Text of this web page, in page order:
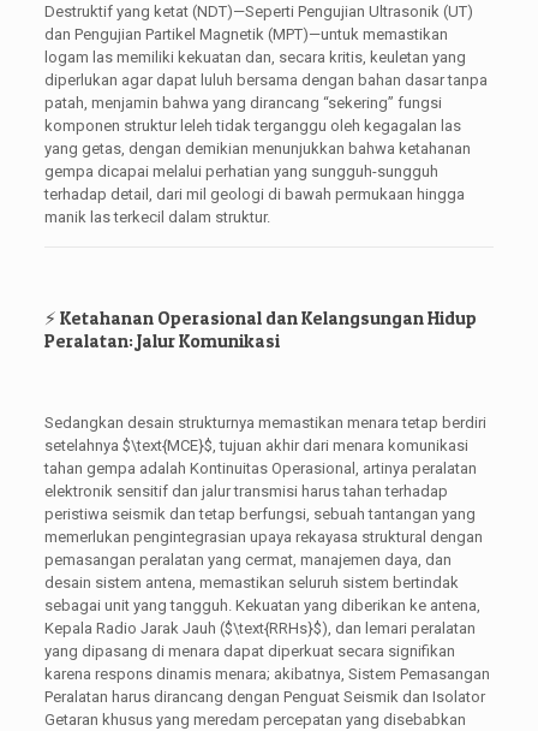
Destruktif yang ketat (NDT)—Seperti Pengujian Ultrasonik (UT)
dan Pengujian Partikel Magnetik (MPT)—untuk memastikan
logam las memiliki kekuatan dan, secara kritis, keuletan yang
diperlukan agar dapat luluh bersama dengan bahan dasar tanpa
patah, menjamin bahwa yang dirancang “sekering” fungsi
komponen struktur leleh tidak terganggu oleh kegagalan las
yang getas, dengan demikian menunjukkan bahwa ketahanan
gempa dicapai melalui perhatian yang sungguh-sungguh
terhadap detail, dari mil geologi di bawah permukaan hingga
manik las terkecil dalam struktur.
⚡ Ketahanan Operasional dan Kelangsungan Hidup
Peralatan: Jalur Komunikasi
Sedangkan desain strukturnya memastikan menara tetap berdiri
setelahnya $\text{MCE}$ , tujuan akhir dari menara komunikasi
tahan gempa adalah Kontinuitas Operasional, artinya peralatan
elektronik sensitif dan jalur transmisi harus tahan terhadap
peristiwa seismik dan tetap berfungsi, sebuah tantangan yang
memerlukan pengintegrasian upaya rekayasa struktural dengan
pemasangan peralatan yang cermat, manajemen daya, dan
desain sistem antena, memastikan seluruh sistem bertindak
sebagai unit yang tangguh. Kekuatan yang diberikan ke antena,
Kepala Radio Jarak Jauh ($\text{RRHs}$), dan lemari peralatan
yang dipasang di menara dapat diperkuat secara signifikan
karena respons dinamis menara; akibatnya, Sistem Pemasangan
Peralatan harus dirancang dengan Penguat Seismik dan Isolator
Getaran khusus yang meredam percepatan yang disebabkan